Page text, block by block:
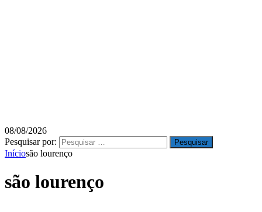
08/08/2026
Pesquisar por:
Iníciosão lourenço
são lourenço